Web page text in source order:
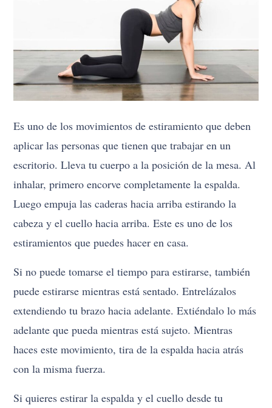
Es uno de los movimientos de estiramiento que deben
aplicar las personas que tienen que trabajar en un
escritorio. Lleva tu cuerpo a la posición de la mesa. Al
inhalar, primero encorve completamente la espalda.
Luego empuja las caderas hacia arriba estirando la
cabeza y el cuello hacia arriba. Este es uno de los
estiramientos que puedes hacer en casa.
Si no puede tomarse el tiempo para estirarse, también
puede estirarse mientras está sentado. Entrelázalos
extendiendo tu brazo hacia adelante. Extiéndalo lo más
adelante que pueda mientras está sujeto. Mientras
haces este movimiento, tira de la espalda hacia atrás
con la misma fuerza.
Si quieres estirar la espalda y el cuello desde tu